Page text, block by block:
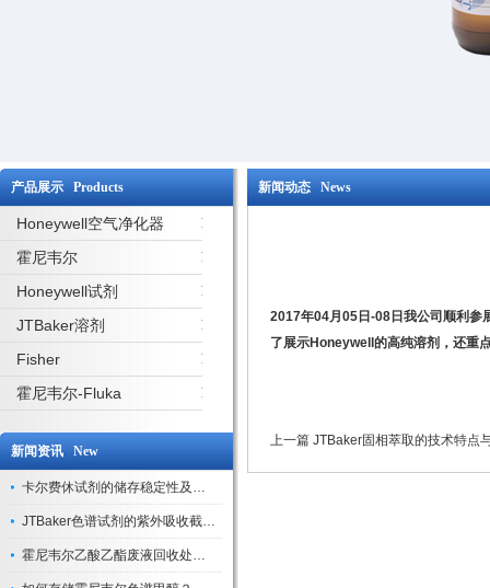
产品展示 Products
Honeywell空气净化器
霍尼韦尔
Honeywell试剂
JTBaker溶剂
Fisher
霍尼韦尔-Fluka
新闻资讯 New
卡尔费休试剂的储存稳定性及开封后有效期验证
JTBaker色谱试剂的紫外吸收截止波长与背景干扰
霍尼韦尔乙酸乙酯废液回收处理方法与环保处置建议
新闻动态 News
2017年04月05日-08日我公司顺利参
了展示Honeywell的高纯溶剂，还重
上一篇 JTBaker固相萃取的技术特点